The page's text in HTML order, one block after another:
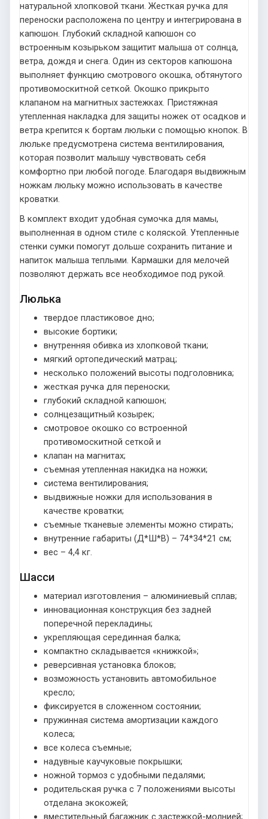
натуральной хлопковой ткани. Жесткая ручка для
переноски расположена по центру и интегрирована в
капюшон. Глубокий складной капюшон со
встроенным козырьком защитит малыша от солнца,
ветра, дождя и снега. Один из секторов капюшона
выполняет функцию смотрового окошка, обтянутого
противомоскитной сеткой. Окошко прикрыто
клапаном на магнитных застежках. Пристяжная
утепленная накладка для защиты ножек от осадков и
ветра крепится к бортам люльки с помощью кнопок. В
люльке предусмотрена система вентилирования,
которая позволит малышу чувствовать себя
комфортно при любой погоде. Благодаря выдвижным
ножкам люльку можно использовать в качестве
кроватки.
В комплект входит удобная сумочка для мамы,
выполненная в одном стиле с коляской. Утепленные
стенки сумки помогут дольше сохранить питание и
напиток малыша теплыми. Кармашки для мелочей
позволяют держать все необходимое под рукой.
Люлька
твердое пластиковое дно;
высокие бортики;
внутренняя обивка из хлопковой ткани;
мягкий ортопедический матрац;
несколько положений высоты подголовника;
жесткая ручка для переноски;
глубокий складной капюшон;
солнцезащитный козырек;
смотровое окошко со встроенной
противомоскитной сеткой и
клапан на магнитах;
съемная утепленная накидка на ножки;
система вентилирования;
выдвижные ножки для использования в
качестве кроватки;
съемные тканевые элементы можно стирать;
внутренние габариты (Д*Ш*В) – 74*34*21 см;
вес – 4,4 кг.
Шасси
материал изготовления – алюминиевый сплав;
инновационная конструкция без задней
поперечной перекладины;
укрепляющая серединная балка;
компактно складывается «книжкой»;
реверсивная установка блоков;
возможность установить автомобильное
кресло;
фиксируется в сложенном состоянии;
пружинная система амортизации каждого
колеса;
все колеса съемные;
надувные каучуковые покрышки;
ножной тормоз с удобными педалями;
родительская ручка с 7 положениями высоты
отделана экокожей;